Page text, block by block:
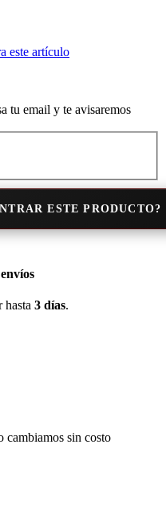
este artículo
tu email y te avisaremos
ESTE PRODUCTO?
hasta 3 días.
cambiamos sin costo